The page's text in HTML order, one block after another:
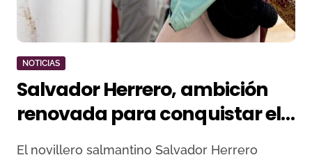
NOTICIAS
Salvador Herrero, ambición
renovada para conquistar el
Circuito de Castilla y León
El novillero salmantino Salvador Herrero